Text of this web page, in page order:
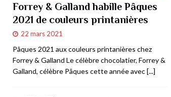
Forrey & Galland habille Pâques
2021 de couleurs printanières
22 mars 2021
Pâques 2021 aux couleurs printanières chez
Forrey & Galland Le célèbre chocolatier, Forrey &
Galland, célèbre Pâques cette année avec[...]